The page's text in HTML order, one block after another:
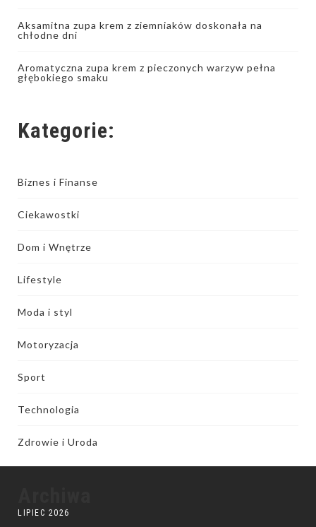
Aksamitna zupa krem z ziemniaków doskonała na
chłodne dni
Aromatyczna zupa krem z pieczonych warzyw pełna
głębokiego smaku
Kategorie:
Biznes i Finanse
Ciekawostki
Dom i Wnętrze
Lifestyle
Moda i styl
Motoryzacja
Sport
Technologia
Zdrowie i Uroda
LIPIEC 2026